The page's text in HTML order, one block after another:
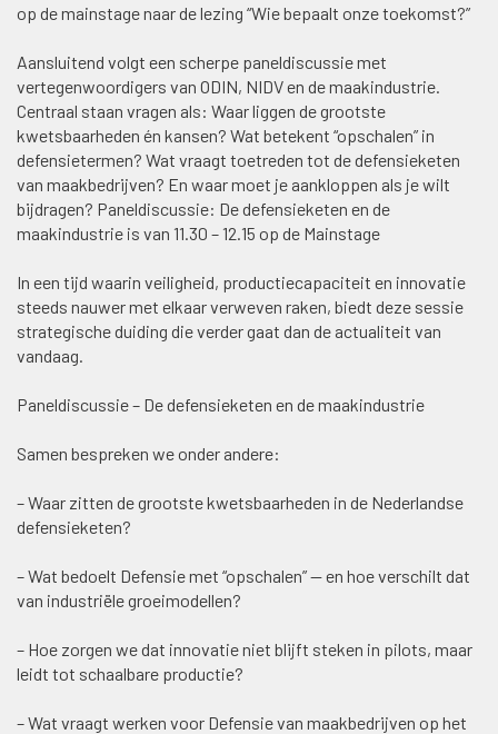
op de mainstage naar de lezing “Wie bepaalt onze toekomst?”
Aansluitend volgt een scherpe paneldiscussie met
vertegenwoordigers van ODIN, NIDV en de maakindustrie.
Centraal staan vragen als: Waar liggen de grootste
kwetsbaarheden én kansen? Wat betekent “opschalen” in
defensietermen? Wat vraagt toetreden tot de defensieketen
van maakbedrijven? En waar moet je aankloppen als je wilt
bijdragen? Paneldiscussie: De defensieketen en de
maakindustrie is van 11.30 – 12.15 op de Mainstage
In een tijd waarin veiligheid, productiecapaciteit en innovatie
steeds nauwer met elkaar verweven raken, biedt deze sessie
strategische duiding die verder gaat dan de actualiteit van
vandaag.
Paneldiscussie – De defensieketen en de maakindustrie
Samen bespreken we onder andere:
– Waar zitten de grootste kwetsbaarheden in de Nederlandse
defensieketen?
– Wat bedoelt Defensie met “opschalen” — en hoe verschilt dat
van industriële groeimodellen?
– Hoe zorgen we dat innovatie niet blijft steken in pilots, maar
leidt tot schaalbare productie?
– Wat vraagt werken voor Defensie van maakbedrijven op het